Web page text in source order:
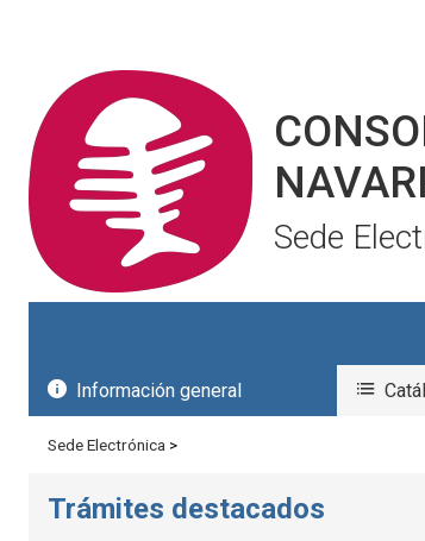
Sede
Información general
Sede Electrónica >
Trámites destacados